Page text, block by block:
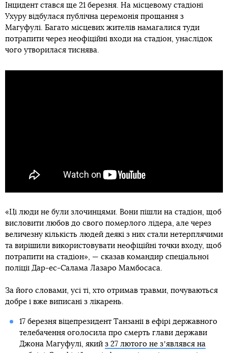
Інцидент стався ще 21 березня. На місцевому стадіоні
Ухуру відбулася публічна церемонія прощання з
Магуфулі. Багато місцевих жителів намагалися туди
потрапити через неофіційні входи на стадіон, унаслідок
чого утворилася тиснява.
«Ці люди не були злочинцями. Вони пішли на стадіон, щоб
висловити любов до свого померлого лідера, але через
величезну кількість людей деякі з них стали нетерплячими
та вирішили використовувати неофіційні точки входу, щоб
потрапити на стадіон», — сказав командир спеціальної
поліції Дар-ес-Салама Лазаро Мамбосаса.
За його словами, усі ті, хто отримав травми, почуваються
добре і вже виписані з лікарень.
17 березня віцепрезидент Танзанії в ефірі державного
телебачення оголосила про смерть глави держави
Джона Магуфулі, який з 27 лютого не зʼявлявся на